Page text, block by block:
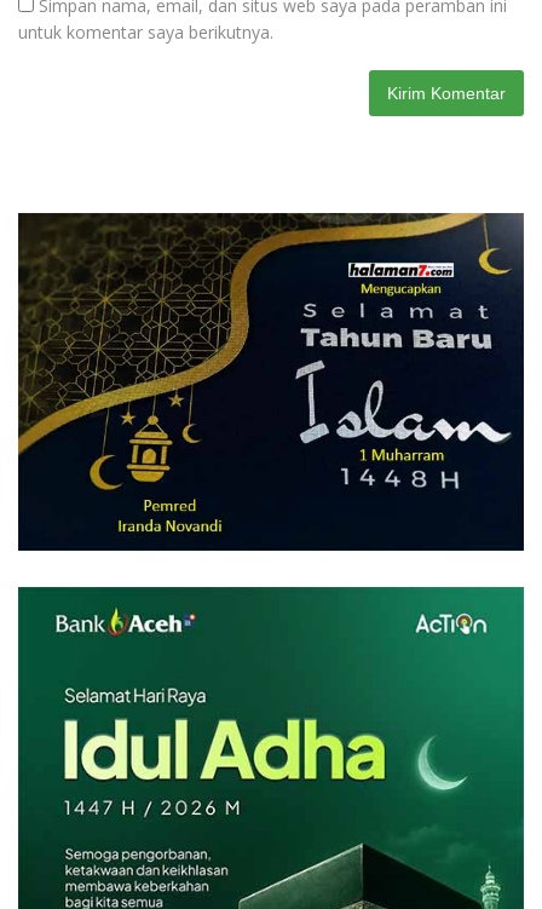
Simpan nama, email, dan situs web saya pada peramban ini
untuk komentar saya berikutnya.